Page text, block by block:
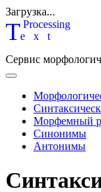
Загрузка...
Text
Processing
Сервис
Морфемный
Синонимы
Антонимы